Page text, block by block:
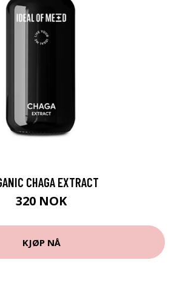
CHAGA EXTRACT
320 NOK
KJØP NÅ